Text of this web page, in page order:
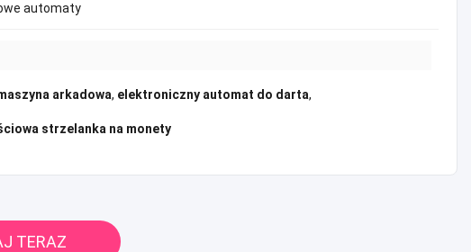
automaty
arkadowa, elektroniczny automat do darta,
strzelanka na monety
TERAZ